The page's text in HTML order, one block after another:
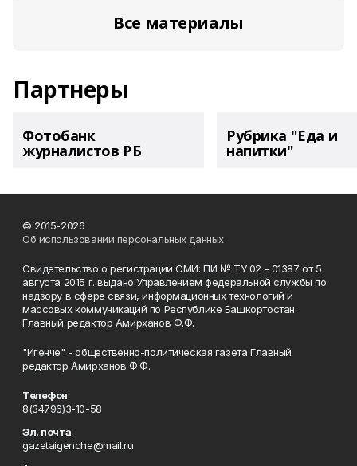
Все материалы
Партнеры
Фотобанк
журналистов РБ
Рубрика "Еда и
напитки"
© 2015-2026
Об использовании персональных данных
Свидетельство о регистрации СМИ: ПИ № ТУ 02 - 01387 от 5
августа 2015 г. выдано Управлением федеральной службы по
надзору в сфере связи, информационных технологий и
массовых коммуникаций по Республике Башкортостан.
Главный редактор Амирханов Ф.Ф.
"Игенче" - общественно-политическая газета Главный
редактор Амирханов Ф.Ф.
Телефон
8(34796)3-10-58
Эл. почта
gazetaigenche@mail.ru